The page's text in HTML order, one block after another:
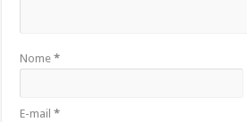
Nome*
E-mail*